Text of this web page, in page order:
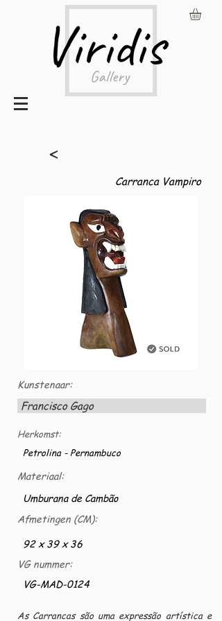
<
Carranca Vampiro
Kunstenaar:
Francisco Gago
Herkomst:
Petrolina - Pernambuco
Materiaal:
Umburana de Cambão
Afmetingen (CM):
92 x 39 x 36
VG nummer:
VG-MAD-0124
As Carrancas são uma expressão artística e